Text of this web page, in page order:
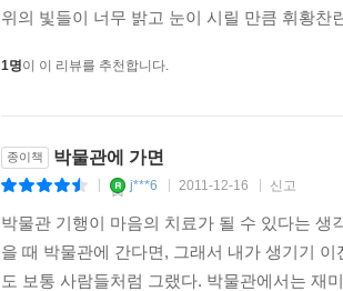
위의 빛들이 너무 밝고 눈이 시릴 만큼 휘황
1명이 이 리뷰를 추천합니다.
종이책 박물관에 가면
j***6 2011-12-16 신고
박물관 기행이 마음의 치료가 될 수 있다는
을 때 박물관에 간다면, 그래서 내가 생기기
도 보통 사람들처럼 그랬다. 박물관에서는 재